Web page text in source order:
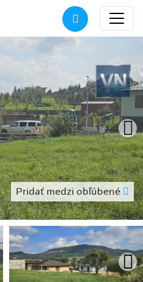
Pridať medzi obľúbené